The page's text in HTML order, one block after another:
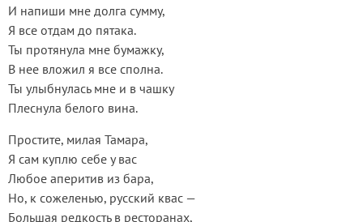
И напиши мне долга сумму,
Я все отдам до пятака.
Ты протянула мне бумажку,
В нее вложил я все сполна.
Ты улыбнулась мне и в чашку
Плеснула белого вина.
Простите, милая Тамара,
Я сам куплю себе у вас
Любое аперитив из бара,
Но, к сожеленью, русский квас —
Большая редкость в ресторанах,